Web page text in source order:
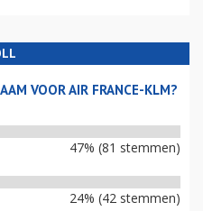
VOOR AIR FRANCE-KLM?
47% (81 stemmen)
24% (42 stemmen)